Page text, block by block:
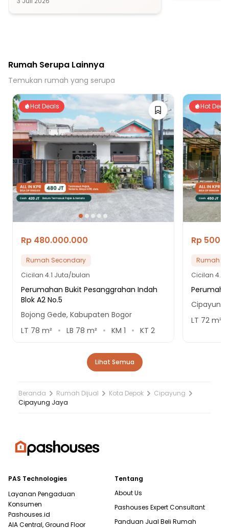
-ada history kol
Rumah Serupa Lainnya
Temukan rumah yang serupa
Hot Deals
Rp 480.000.000
Rumah Secondary
Cicilan 4.1 Juta/bulan
Perumahan Bukit Pesanggrahan Indah
Blok A2 No.5
Bojong Gede, Kabupaten Bogor
LT 78 m² LB 78 m² KM 1 KT 2
Hot Deals
Rp
Rumah
Cicilan 4.2
Cipayung,
LT 72m²
Lihat Semua
Beranda Rumah Dijual Kota Depok
Cipayung
Cipayung Jaya
PAS Technologies
Layanan Pengaduan
Konsumen
Pashouses.id
AIA Central, Ground Floor
Tentang
About Us
Pashouses Expert Consultant
Panduan Jual Beli Rumah